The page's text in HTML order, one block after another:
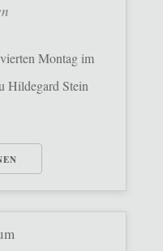
Montag im
Hildegard Stein